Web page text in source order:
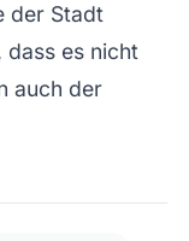
der Stadt
dass es nicht
auch der